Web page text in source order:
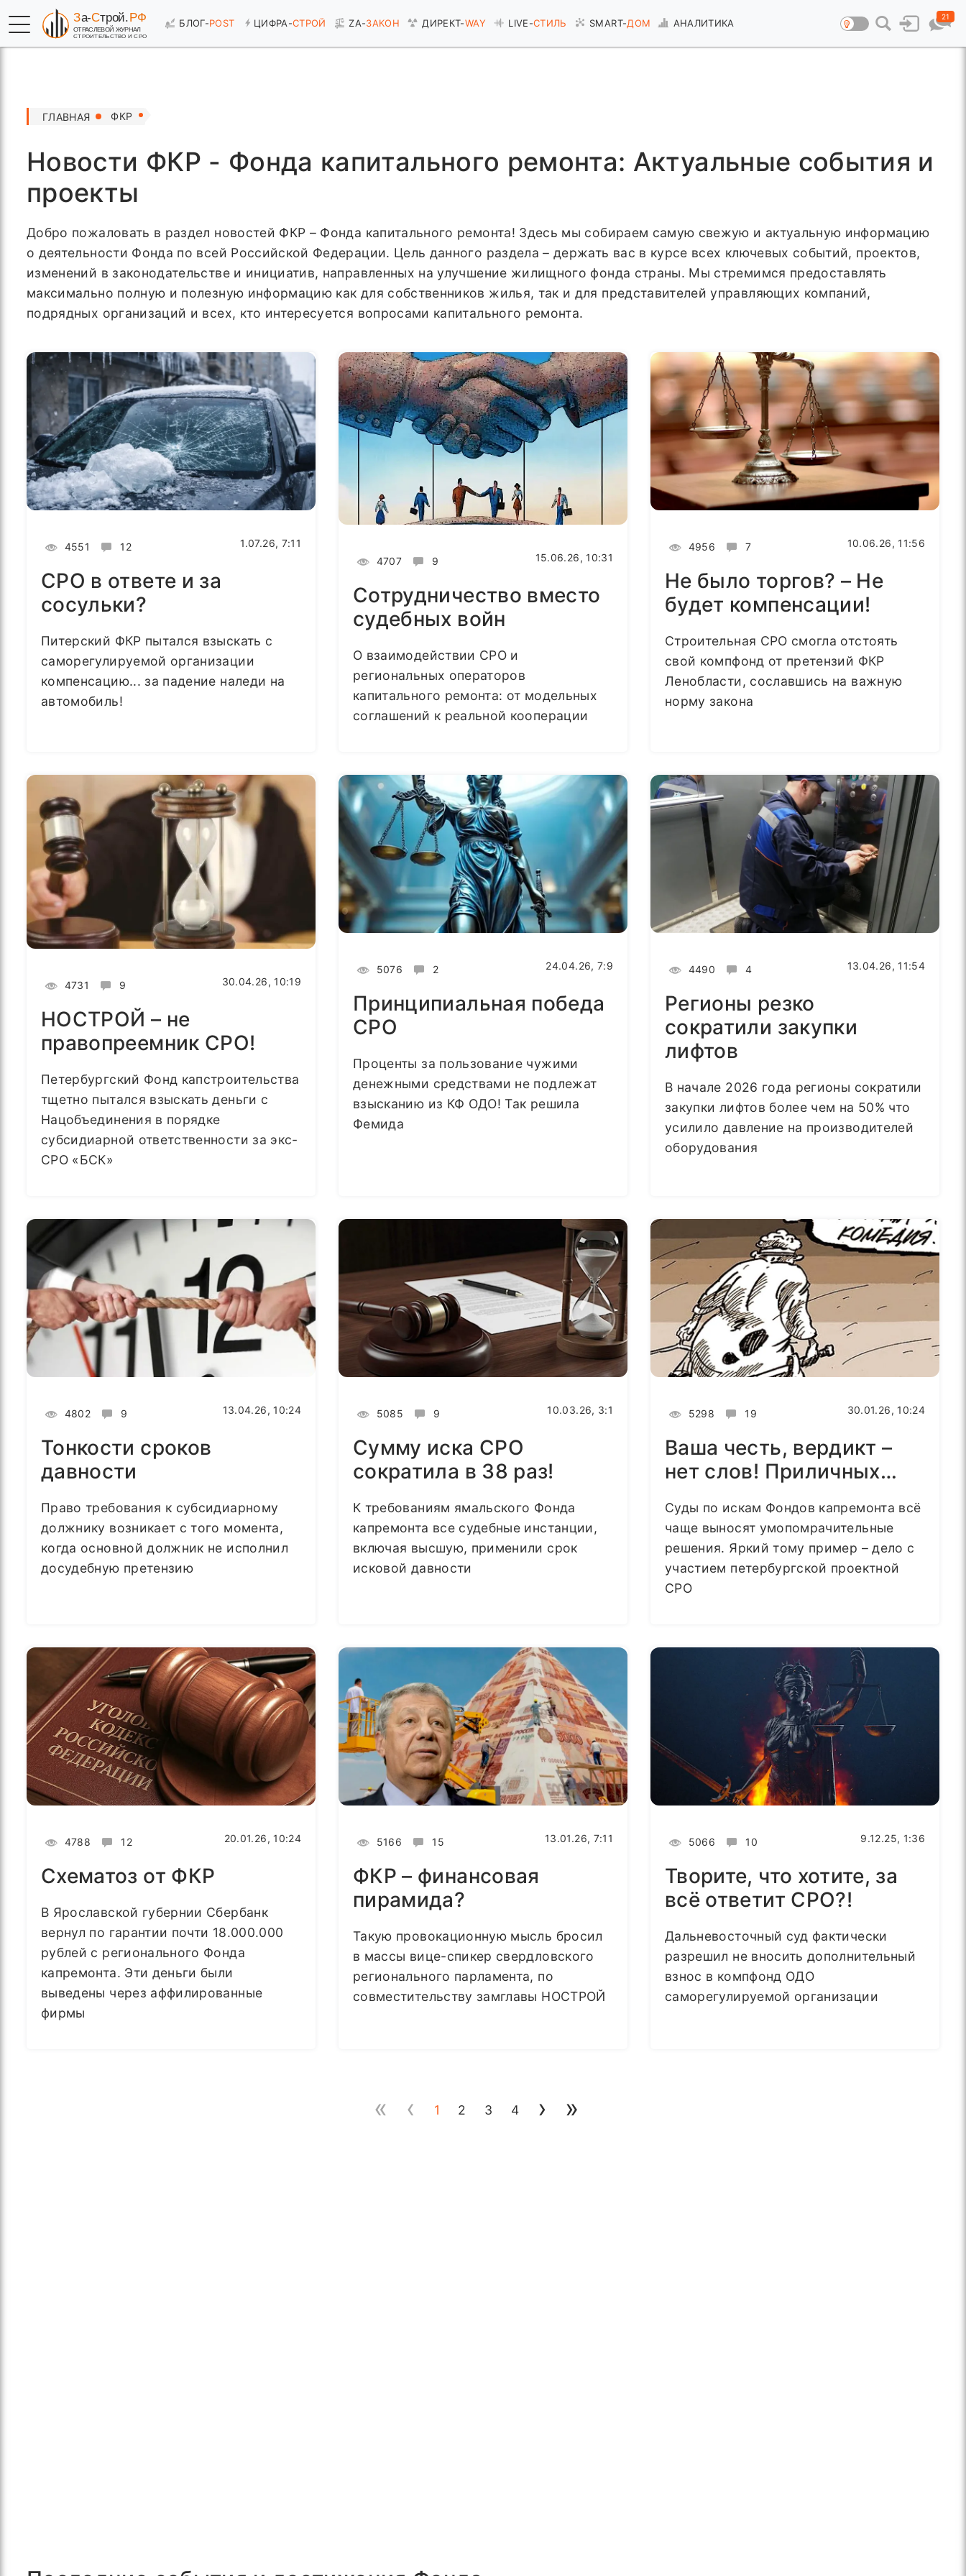
БЛОГ-POST ЦИФРА-СТРОЙ ZA-ЗАКОН ДИРЕКТ-WAY LIVE-СТИЛЬ SMART-ДОМ АНАЛИТИКА
21
ГЛАВНАЯ ФКР
Новости ФКР - Фонда капитального ремонта: Актуальные события и
проекты
Добро пожаловать в раздел новостей ФКР – Фонда капитального ремонта! Здесь мы собираем самую свежую и актуальную информацию
о деятельности Фонда по всей Российской Федерации. Цель данного раздела – держать вас в курсе всех ключевых событий, проектов,
изменений в законодательстве и инициатив, направленных на улучшение жилищного фонда страны. Мы стремимся предоставлять
максимально полную и полезную информацию как для собственников жилья, так и для представителей управляющих компаний,
подрядных организаций и всех, кто интересуется вопросами капитального ремонта.
4551 12 1.07.26, 7:11
СРО в ответе и за
сосульки?
Питерский ФКР пытался взыскать с
саморегулируемой организации
компенсацию... за падение наледи на
автомобиль!
4707 9 15.06.26, 10:31
Сотрудничество вместо
судебных войн
О взаимодействии СРО и
региональных операторов
капитального ремонта: от модельных
соглашений к реальной кооперации
4956 7 10.06.26, 11:56
Не было торгов? – Не
будет компенсации!
Строительная СРО смогла отстоять
свой компфонд от претензий ФКР
Ленобласти, сославшись на важную
норму закона
4731 9 30.04.26, 10:19
НОСТРОЙ – не
правопреемник СРО!
Петербургский Фонд капстроительства
тщетно пытался взыскать деньги с
Нацобъединения в порядке
субсидиарной ответственности за экс-
СРО «БСК»
5076 2 24.04.26, 7:9
Принципиальная победа
СРО
Проценты за пользование чужими
денежными средствами не подлежат
взысканию из КФ ОДО! Так решила
Фемида
4490 4 13.04.26, 11:54
Регионы резко
сократили закупки
лифтов
В начале 2026 года регионы сократили
закупки лифтов более чем на 50% что
усилило давление на производителей
оборудования
4802 9 13.04.26, 10:24
Тонкости сроков
давности
Право требования к субсидиарному
должнику возникает с того момента,
когда основной должник не исполнил
досудебную претензию
5085 9 10.03.26, 3:1
Сумму иска СРО
сократила в 38 раз!
К требованиям ямальского Фонда
капремонта все судебные инстанции,
включая высшую, применили срок
исковой давности
5298 19 30.01.26, 10:24
Ваша честь, вердикт –
нет слов! Приличных…
Суды по искам Фондов капремонта всё
чаще выносят умопомрачительные
решения. Яркий тому пример – дело с
участием петербургской проектной
СРО
4788 12 20.01.26, 10:24
Схематоз от ФКР
В Ярославской губернии Сбербанк
вернул по гарантии почти 18.000.000
рублей с регионального Фонда
капремонта. Эти деньги были
выведены через аффилированные
фирмы
5166 15 13.01.26, 7:11
ФКР – финансовая
пирамида?
Такую провокационную мысль бросил
в массы вице-спикер свердловского
регионального парламента, по
совместительству замглавы НОСТРОЙ
5066 10 9.12.25, 1:36
Творите, что хотите, за
всё ответит СРО?!
Дальневосточный суд фактически
разрешил не вносить дополнительный
взнос в компфонд ОДО
саморегулируемой организации
« ‹ 1 2 3 4 › »